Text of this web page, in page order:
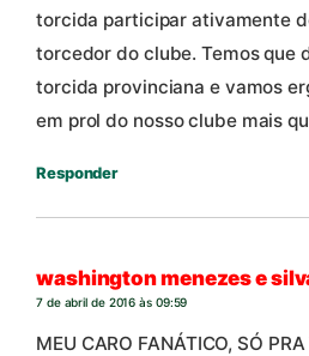
torcida participar ativamente
torcedor do clube. Temos que
torcida provinciana e vamos
em prol do nosso clube mais
Responder
washington menezes e
7 de abril de 2016 às 09:59
MEU CARO FANÁTICO, SÓ